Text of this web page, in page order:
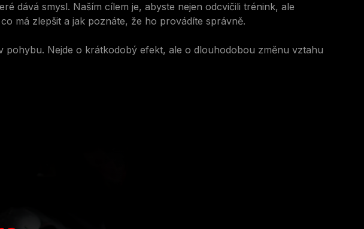
dává smysl. Naším cílem je, abyste nejen odcvičili trénink, ale
má zlepšit a jak poznáte, že ho provádíte správně.
pohybu. Nejde o krátkodobý efekt, ale o dlouhodobou změnu vztahu